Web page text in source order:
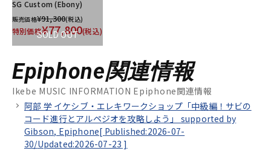
SOLD OUT
SG Custom (Ebony)
販売価格¥91,300(税込)
特別価格¥77,800(税込)
Epiphone関連情報
Ikebe MUSIC INFORMATION Epiphone関連情報
阿部 学 イケシブ・エレキワークショップ「中級編！サビの
コード進行とアルペジオを攻略しよう」 supported by
Gibson, Epiphone[ Published:2026-07-
30/Updated:2026-07-23 ]